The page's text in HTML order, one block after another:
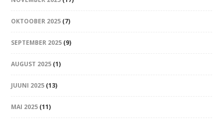
OKTOOBER 2025 (7)
SEPTEMBER 2025 (9)
AUGUST 2025 (1)
JUUNI 2025 (13)
MAI 2025 (11)